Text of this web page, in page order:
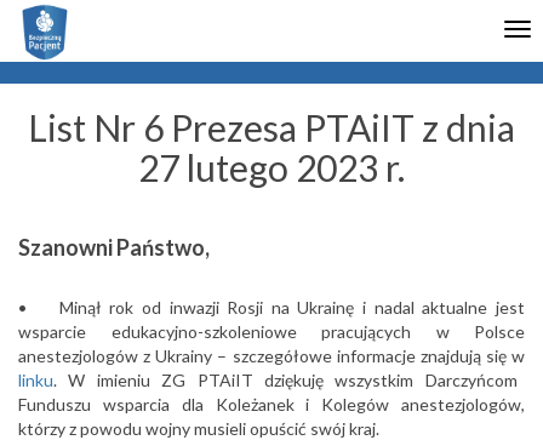
Włącz
ułatwienia
List Nr 6 Prezesa PTAiIT z dnia
27 lutego 2023 r.
Szanowni Państwo,
• Minął rok od inwazji Rosji na Ukrainę i nadal aktualne jest
wsparcie edukacyjno-szkoleniowe pracujących w Polsce
anestezjologów z Ukrainy – szczegółowe informacje znajdują się w
linku. W imieniu ZG PTAiIT dziękuję wszystkim Darczyńcom
Funduszu wsparcia dla Koleżanek i Kolegów anestezjologów,
którzy z powodu wojny musieli opuścić swój kraj.